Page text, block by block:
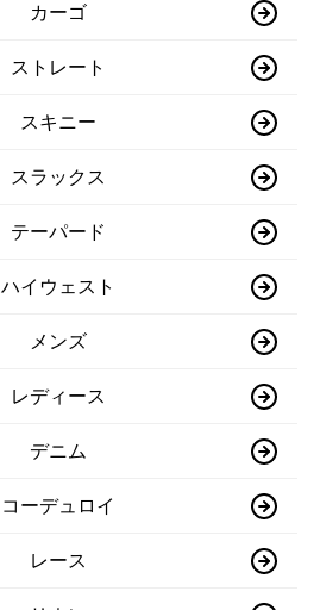
カーゴ
ストレート
スキニー
スラックス
テーパード
ハイウェスト
メンズ
レディース
デニム
コーデュロイ
レース